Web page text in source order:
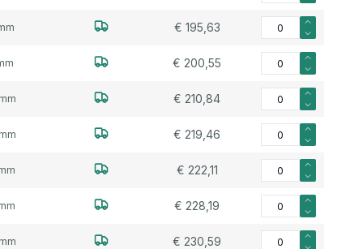
€ 195,63 Aantal voor
€ 200,55 Aantal voor
€ 210,84 Aantal voor
€ 219,46 Aantal voor
€ 222,11 Aantal voor
€ 228,19 Aantal voor
€ 230,59 Aantal voor